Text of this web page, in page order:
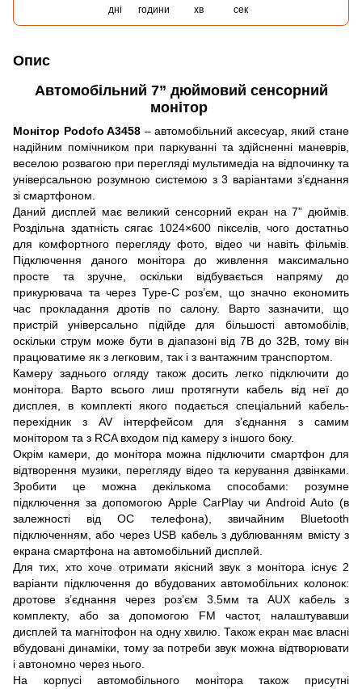
дні години хв сек
Опис
Автомобільний 7” дюймовий сенсорний
монітор
Монітор Podofo A3458 – автомобільний аксесуар, який стане
надійним помічником при паркуванні та здійсненні маневрів,
веселою розвагою при перегляді мультимедіа на відпочинку та
універсальною розумною системою з 3 варіантами з’єднання
зі смартфоном.
Даний дисплей має великий сенсорний екран на 7” дюймів.
Роздільна здатність сягає 1024×600 пікселів, чого достатньо
для комфортного перегляду фото, відео чи навіть фільмів.
Підключення даного монітора до живлення максимально
просте та зручне, оскільки відбувається напряму до
прикурювача та через Type-C роз’єм, що значно економить
час прокладання дротів по салону. Варто зазначити, що
пристрій універсально підійде для більшості автомобілів,
оскільки струм може бути в діапазоні від 7В до 32В, тому він
працюватиме як з легковим, так і з вантажним транспортом.
Камеру заднього огляду також досить легко підключити до
монітора. Варто всього лиш протягнути кабель від неї до
дисплея, в комплекті якого подається спеціальний кабель-
перехідник з AV інтерфейсом для з’єднання з самим
монітором та з RCA входом під камеру з іншого боку.
Окрім камери, до монітора можна підключити смартфон для
відтворення музики, перегляду відео та керування дзвінками.
Зробити це можна декількома способами: розумне
підключення за допомогою Apple CarPlay чи Android Auto (в
залежності від ОС телефона), звичайним Bluetooth
підключенням, або через USB кабель з дублюванням вмісту з
екрана смартфона на автомобільний дисплей.
Для тих, хто хоче отримати якісний звук з монітора існує 2
варіанти підключення до вбудованих автомобільних колонок:
дротове з’єднання через роз’єм 3.5мм та AUX кабель з
комплекту, або за допомогою FM частот, налаштувавши
дисплей та магнітофон на одну хвилю. Також екран має власні
вбудовані динаміки, тому за потреби звук можна відтворювати
і автономно через нього.
На корпусі автомобільного монітора також присутні